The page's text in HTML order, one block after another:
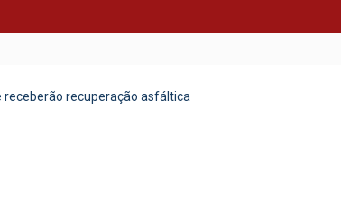
receberão recuperação asfáltica